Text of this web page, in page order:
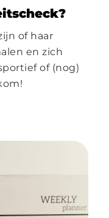
of haar
en zich
of (nog)